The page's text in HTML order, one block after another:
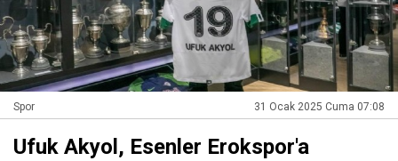
Spor 31 Ocak 2025 Cuma 07:08
Ufuk Akyol, Esenler Erokspor'a